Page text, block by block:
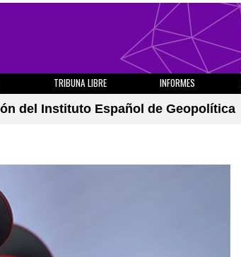
TRIBUNA LIBRE INFORMES
del Instituto Español de Geopolítica